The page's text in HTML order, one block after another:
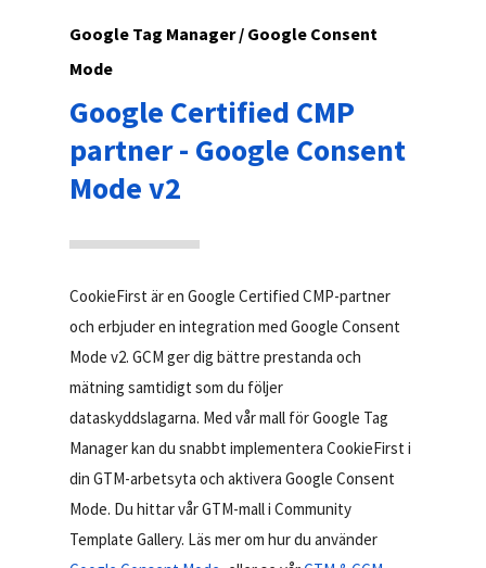
Google Tag Manager / Google Consent
Mode
Google Certified CMP
partner - Google Consent
Mode v2
CookieFirst är en Google Certified CMP-partner
och erbjuder en integration med Google Consent
Mode v2. GCM ger dig bättre prestanda och
mätning samtidigt som du följer
dataskyddslagarna. Med vår mall för Google Tag
Manager kan du snabbt implementera CookieFirst i
din GTM-arbetsyta och aktivera Google Consent
Mode. Du hittar vår GTM-mall i Community
Template Gallery. Läs mer om hur du använder